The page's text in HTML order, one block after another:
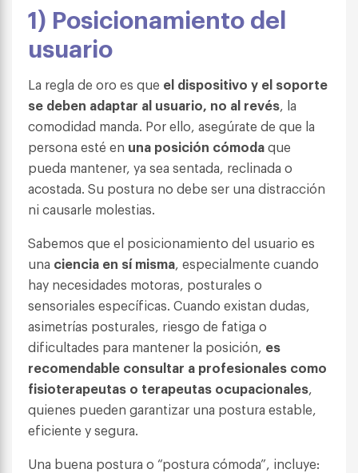
1) Posicionamiento del
usuario
La regla de oro es que el dispositivo y el soporte
se deben adaptar al usuario, no al revés, la
comodidad manda. Por ello, asegúrate de que la
persona esté en una posición cómodaque
pueda mantener, ya sea sentada, reclinada o
acostada. Su postura no debe ser una distracción
ni causarle molestias.
Sabemos que el posicionamiento del usuario es
una ciencia en sí misma, especialmente cuando
hay necesidades motoras, posturales o
sensoriales específicas. Cuando existan dudas,
asimetrías posturales, riesgo de fatiga o
dificultades para mantener la posición, es
recomendable consultar a profesionales como
fisioterapeutas o terapeutas ocupacionales,
quienes pueden garantizar una postura estable,
eficiente y segura.
Una buena postura o “postura cómoda”, incluye: